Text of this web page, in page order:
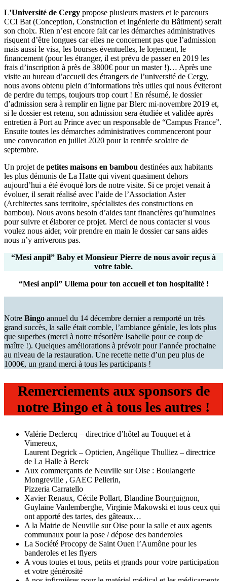
L’Université de Cergy propose plusieurs masters et le parcours
CCI Bat (Conception, Construction et Ingénierie du Bâtiment) serait
son choix. Rien n’est encore fait car les démarches administratives
risquent d’être longues car elles ne concernent pas que l’admission
mais aussi le visa, les bourses éventuelles, le logement, le
financement (pour les étranger, il est prévu de passer en 2019 les
frais d’inscription à près de 3800€ pour un master !)… Après une
visite au bureau d’accueil des étrangers de l’université de Cergy,
nous avons obtenu plein d’informations très utiles qui nous éviteront
de perdre du temps, toujours trop court ! En résumé, le dossier
d’admission sera à remplir en ligne par Blerc mi-novembre 2019 et,
si le dossier est retenu, son admission sera étudiée et validée après
entretien à Port au Prince avec un responsable de “Campus France”.
Ensuite toutes les démarches administratives commenceront pour
une convocation en juillet 2020 pour la rentrée scolaire de
septembre.
Un projet de petites maisons en bambou destinées aux habitants
les plus démunis de La Hatte qui vivent quasiment dehors
aujourd’hui a été évoqué lors de notre visite. Si ce projet venait à
évoluer, il serait réalisé avec l’aide de l’Association Aster
(Architectes sans territoire, spécialistes des constructions en
bambou). Nous avons besoin d’aides tant financières qu’humaines
pour suivre et élaborer ce projet. Merci de nous contacter si vous
voulez nous aider, voir prendre en main le dossier car sans aides
nous n’y arriverons pas.
“Mesi anpil” Baby et Monsieur Pierre de nous avoir reçus à
votre table.
“Mesi anpil” Ullema pour ton accueil et ton hospitalité !
Notre Bingo annuel du 14 décembre dernier a remporté un très
grand succès, la salle était comble, l’ambiance géniale, les lots plus
que superbes (merci à notre trésorière Isabelle pour ce coup de
maître !). Quelques améliorations à prévoir pour l’année prochaine
au niveau de la restauration. Une recette nette d’un peu plus de
1000€, un grand merci à tous les participants !
Remerciements aux sponsors de
notre Bingo et à tous les autres !
Valérie Declercq – directrice d’hôtel au Touquet et à
Vimereux,
Laurent Degrick – Opticien, Angélique Thulliez – directrice
de La Halle à Berck
Aux commerçants de Neuville sur Oise : Boulangerie
Mongreville , GAEC Pellerin,
Pizzeria Carratello
Xavier Renaux, Cécile Pollart, Blandine Bourguignon,
Guylaine Vanlemberghe, Virginie Makowski et tous ceux qui
ont apporté des tartes, des gâteaux…
A la Mairie de Neuville sur Oise pour la salle et aux agents
communaux pour la pose / dépose des banderoles
La Société Procopy de Saint Ouen l’Aumône pour les
banderoles et les flyers
A vous toutes et tous, petits et grands pour votre participation
et votre générosité